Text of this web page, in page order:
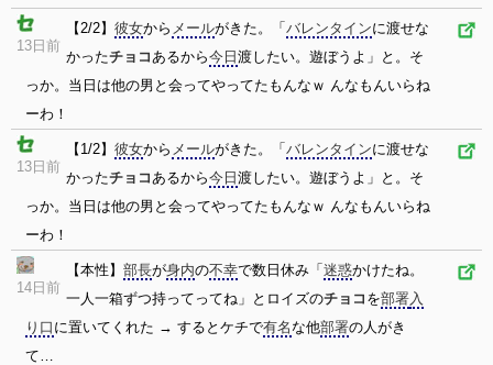
13日前
【2/2】 彼女から メールがきた。「 バレンタインに渡せな
かったチョコあるから今日 渡したい。遊ぼうよ」と。そ
っか。当日は他の男と会ってやってたもんなｗ んなもんいらね
ーわ！
13日前
【1/2】 彼女から メールがきた。「 バレンタインに渡せな
かったチョコあるから今日 渡したい。遊ぼうよ」と。そ
っか。当日は他の男と会ってやってたもんなｗ んなもんいらね
ーわ！
14日前
【本性】 部長が身内の不幸で数日休み「 迷惑かけたね。
一人一箱ずつ持ってってね」とロイズのチョコ を部署入
り口 に置いてくれた → するとケチで有名な他部署の人がき
て…